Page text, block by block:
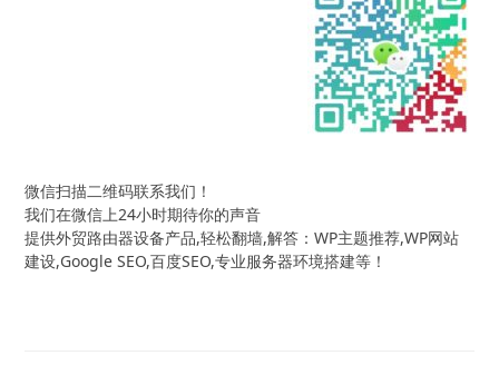
微信扫描二维码联系我们！
我们在微信上24小时期待你的声音
提供外贸路由器设备产品,轻松翻墙,解答：WP主题推荐,WP网站
建设,Google SEO,百度SEO,专业服务器环境搭建等！